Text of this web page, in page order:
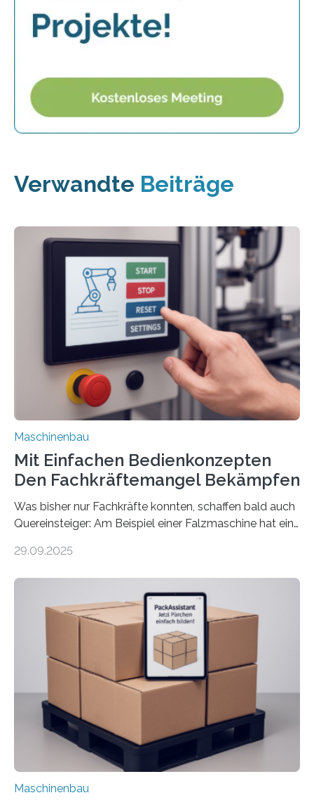
Verwandte Beiträge
Maschinenbau
Mit Einfachen Bedienkonzepten
Den Fachkräftemangel Bekämpfen
Was bisher nur Fachkräfte konnten, schaffen bald auch
Quereinsteiger: Am Beispiel einer Falzmaschine hat ein
Mensch-Maschine-Schnittstelle so sehr vereinfacht,
Die zugrunde liegende Methodik lässt sich auf alle
anderen Maschinen übertragen. Eine Falzmaschine
umzurüsten ist ein Job für echte Profis. Eine solche
Maschine faltet in Druckereien Broschüren, Prospekte,
Landkarten und vieles mehr – mehrere Zehntausend
Exemplare pro Stunde. Je nach Maschinentyp und
Auftrag kann das Umrüsten…
29.09.2025
Maschinenbau